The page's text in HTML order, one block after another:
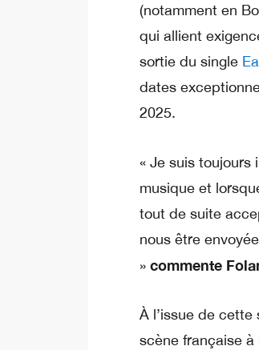
(notamment en
qui allient
sortie du single
dates
2025.
« Je suis
musique et
tout de suite
nous être
» commente
À l’issue de
scène française à